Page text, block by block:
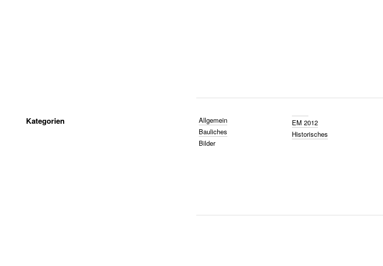
Kategorien
Allgemein
Bauliches
Bilder
EM 2012
Historisches